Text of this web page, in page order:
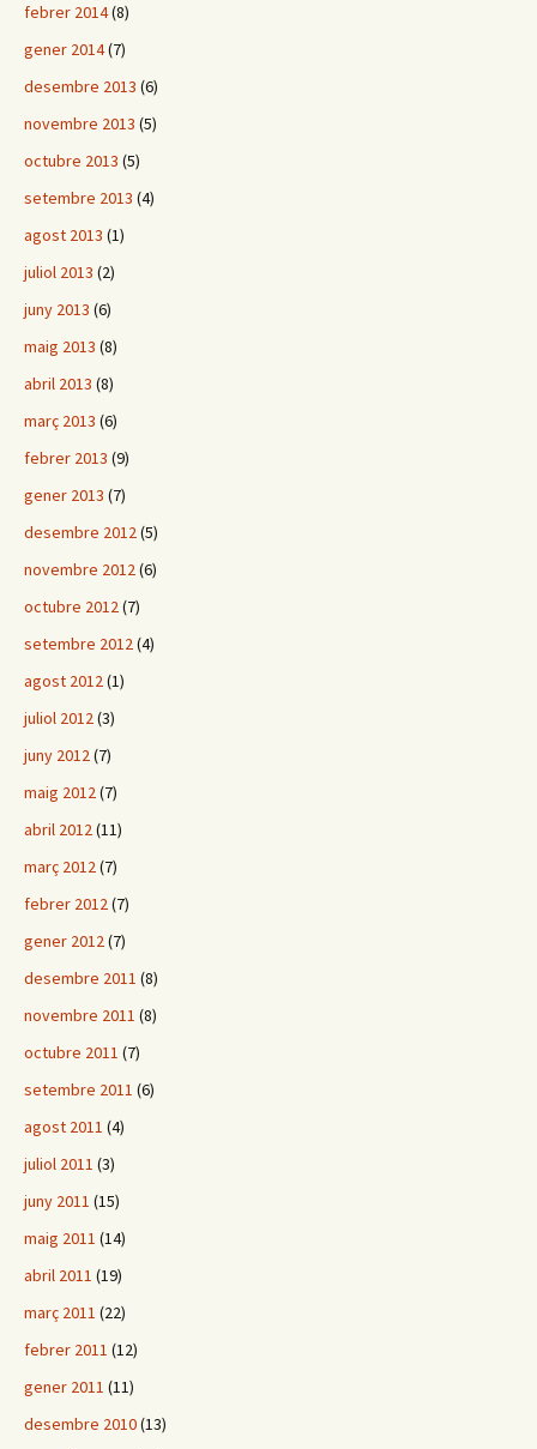
febrer 2014(8)
gener 2014(7)
desembre 2013 (6)
novembre 2013 (5)
octubre 2013 (5)
setembre 2013 (4)
agost 2013 (1)
juliol 2013 (2)
juny 2013 (6)
maig 2013 (8)
abril 2013 (8)
març 2013 (6)
febrer 2013 (9)
gener 2013 (7)
desembre 2012(5)
novembre 2012(6)
octubre 2012(7)
setembre 2012(4)
agost 2012(1)
juliol 2012(3)
juny 2012(7)
maig 2012(7)
abril 2012(11)
març 2012(7)
febrer 2012(7)
gener 2012(7)
desembre 2011 (8)
novembre 2011 (8)
octubre 2011 (7)
setembre 2011 (6)
agost 2011 (4)
juliol 2011 (3)
juny 2011 (15)
maig 2011 (14)
abril 2011 (19)
març 2011 (22)
febrer 2011 (12)
gener 2011 (11)
desembre 2010(13)